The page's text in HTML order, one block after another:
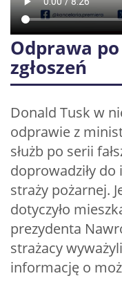
Odprawa
zgłoszeń
Donald Tusk w
odprawie z
służb po serii
doprowadziły
straży pożarnej.
dotyczyło
prezydenta
strażacy
informację o